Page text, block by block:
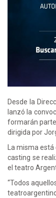
Desde la
lanzó la
formarán parte
dirigida por
La misma
casting se
el teatro
“Todos